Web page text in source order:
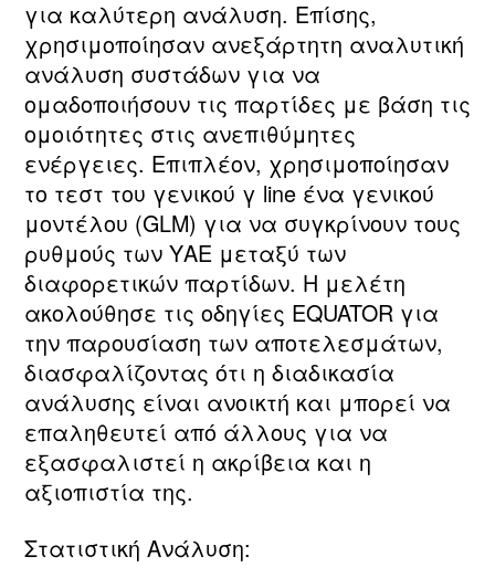
για καλύτερη ανάλυση. Επίσης,
χρησιμοποίησαν ανεξάρτητη αναλυτική
ανάλυση συστάδων για να
ομαδοποιήσουν τις παρτίδες με βάση τις
ομοιότητες στις ανεπιθύμητες
ενέργειες. Επιπλέον, χρησιμοποίησαν
το τεστ του γενικού γ line ένα γενικού
μοντέλου (GLM) για να συγκρίνουν τους
ρυθμούς των ΥΑΕ μεταξύ των
διαφορετικών παρτίδων. Η μελέτη
ακολούθησε τις οδηγίες EQUATOR για
την παρουσίαση των αποτελεσμάτων,
διασφαλίζοντας ότι η διαδικασία
ανάλυσης είναι ανοικτή και μπορεί να
επαληθευτεί από άλλους για να
εξασφαλιστεί η ακρίβεια και η
αξιοπιστία της.
Στατιστική Ανάλυση: